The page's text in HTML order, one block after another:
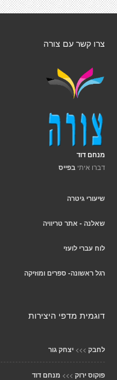
צרו קשר עם צורה
מנחם דוד
דברו איתי בפייס
שיעורי גיטרה
שאלנה - אתר טריוויה
לוח עברי לועזי
רגל ראשונה- ספרים ומוזיקה
דוגמית מדפי היצירות
לחבק >>> יצחק גור
פוקוס ירוק >>> מנחם דוד